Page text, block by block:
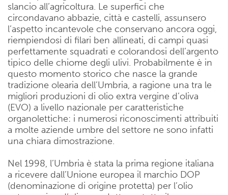
slancio all’agricoltura. Le superfici che
circondavano abbazie, città e castelli, assunsero
l’aspetto incantevole che conservano ancora oggi,
riempiendosi di filari ben allineati, di campi quasi
perfettamente squadrati e colorandosi dell’argento
tipico delle chiome degli ulivi. Probabilmente è in
questo momento storico che nasce la grande
tradizione olearia dell’Umbria, a ragione una tra le
migliori produzioni di olio extra vergine d’oliva
(EVO) a livello nazionale per caratteristiche
organolettiche: i numerosi riconoscimenti attribuiti
a molte aziende umbre del settore ne sono infatti
una chiara dimostrazione.
Nel 1998, l’Umbria è stata la prima regione italiana
a ricevere dall’Unione europea il marchio DOP
(denominazione di origine protetta) per l’olio